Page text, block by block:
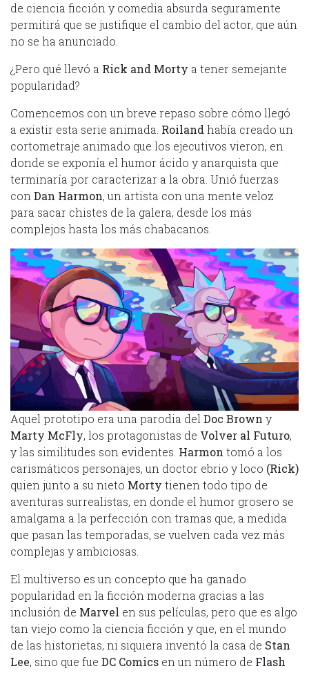
de ciencia ficción y comedia absurda seguramente
permitirá que se justifique el cambio del actor, que aún
no se ha anunciado.
¿Pero qué llevó a Rick and Morty a tener semejante
popularidad?
Comencemos con un breve repaso sobre cómo llegó
a existir esta serie animada. Roiland había creado un
cortometraje animado que los ejecutivos vieron, en
donde se exponía el humor ácido y anarquista que
terminaría por caracterizar a la obra. Unió fuerzas
con Dan Harmon, un artista con una mente veloz
para sacar chistes de la galera, desde los más
complejos hasta los más chabacanos.
Aquel prototipo era una parodia del Doc Brown y
Marty McFly, los protagonistas de Volver al Futuro,
y las similitudes son evidentes. Harmon tomó a los
carismáticos personajes, un doctor ebrio y loco (Rick)
quien junto a su nieto Morty tienen todo tipo de
aventuras surrealistas, en donde el humor grosero se
amalgama a la perfección con tramas que, a medida
que pasan las temporadas, se vuelven cada vez más
complejas y ambiciosas.
El multiverso es un concepto que ha ganado
popularidad en la ficción moderna gracias a las
inclusión de Marvel en sus películas, pero que es algo
tan viejo como la ciencia ficción y que, en el mundo
de las historietas, ni siquiera inventó la casa de Stan
Lee, sino que fue DC Comics en un número de Flash